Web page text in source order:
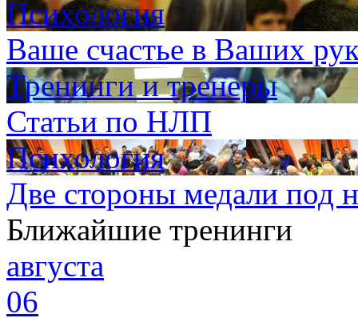
Психология
Ваше счастье в Ваших
Тренинги и тренеры
Статьи по НЛП
Психология
Две стороны медали под
Ближайшие тренинги
августа
06